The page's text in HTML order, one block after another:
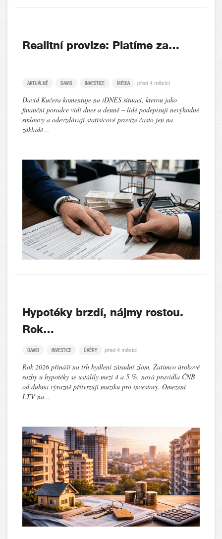
Realitní provize: Platíme za…
AKTUÁLNĚ DAVID INVESTICE MÉDIA před 4 měsíci
David Kučera komentuje na iDNES situaci, kterou jako
finanční poradce vidí dnes a denně – lidé podepisují nevýhodné
smlouvy a odevzdávají statisícové provize často jen na
základě…
Hypotéky brzdí, nájmy rostou.
Rok…
DAVID INVESTICE ÚVĚRY před 4 měsíci
Rok 2026 přináší na trh bydlení zásadní zlom. Zatímco úrokové
sazby u hypotéky se ustálily mezi 4 a 5 %, nová pravidla ČNB
od dubna výrazně přitvrzují muziku pro investory. Omezení
LTV na…